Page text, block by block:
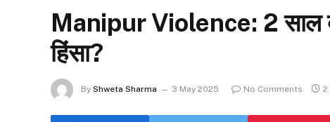
Manipur Violence: 2 साल
हिंसा?
By Shweta Sharma 3 May 2025 No Comments 2